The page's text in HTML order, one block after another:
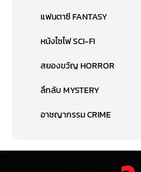
แฟนตาซี FANTASY
หนังไซไฟ SCI-FI
สยองขวัญ HORROR
ลึกลับ MYSTERY
อาชญากรรม CRIME